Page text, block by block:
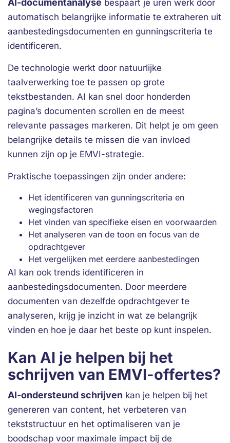
AI-documentanalyse bespaart je uren werk door
automatisch belangrijke informatie te extraheren uit
aanbestedingsdocumenten en gunningscriteria te
identificeren.
De technologie werkt door natuurlijke
taalverwerking toe te passen op grote
tekstbestanden. AI kan snel door honderden
pagina’s documenten scrollen en de meest
relevante passages markeren. Dit helpt je om geen
belangrijke details te missen die van invloed
kunnen zijn op je EMVI-strategie.
Praktische toepassingen zijn onder andere:
Het identificeren van gunningscriteria en
wegingsfactoren
Het vinden van specifieke eisen en voorwaarden
Het analyseren van de toon en focus van de
opdrachtgever
Het vergelijken met eerdere aanbestedingen
AI kan ook trends identificeren in
aanbestedingsdocumenten. Door meerdere
documenten van dezelfde opdrachtgever te
analyseren, krijg je inzicht in wat ze belangrijk
vinden en hoe je daar het beste op kunt inspelen.
Kan AI je helpen bij het
schrijven van EMVI-offertes?
AI-ondersteund schrijven kan je helpen bij het
genereren van content, het verbeteren van
tekststructuur en het optimaliseren van je
boodschap voor maximale impact bij de